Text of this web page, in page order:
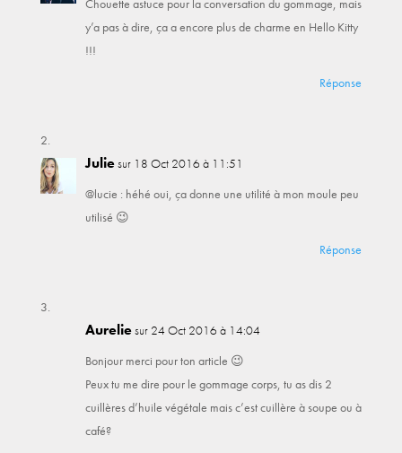
y’a pas à dire, ça a encore plus de charme en Hello Kitty
!!!
Réponse
Juliesur 18 Oct 2016 à 11:51
@lucie : héhé oui, ça donne une utilité à mon moule peu
utilisé 😉
Réponse
Aureliesur 24 Oct 2016 à 14:04
Bonjour merci pour ton article 😉
Peux tu me dire pour le gommage corps, tu as dis 2
cuillères d’huile végétale mais c’est cuillère à soupe ou à
café?